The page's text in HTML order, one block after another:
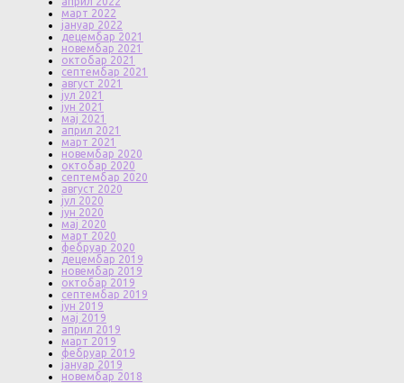
март 2022
јануар 2022
децембар 2021
новембар 2021
октобар 2021
септембар 2021
август 2021
јул 2021
јун 2021
мај 2021
април 2021
март 2021
новембар 2020
октобар 2020
септембар 2020
август 2020
јул 2020
јун 2020
мај 2020
март 2020
фебруар 2020
децембар 2019
новембар 2019
октобар 2019
септембар 2019
јун 2019
мај 2019
април 2019
март 2019
фебруар 2019
јануар 2019
новембар 2018